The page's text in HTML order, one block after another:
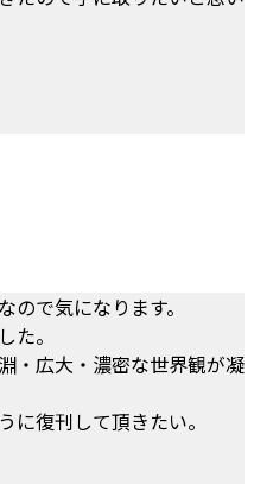
で気になります。
た。
・広大・濃密な世界観が凝
に復刊して頂きたい。